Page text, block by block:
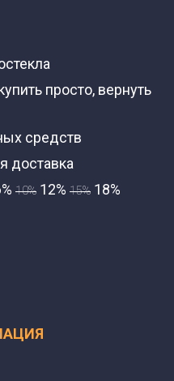
просто, вернуть
средств
доставка
10% 12% 15% 18%